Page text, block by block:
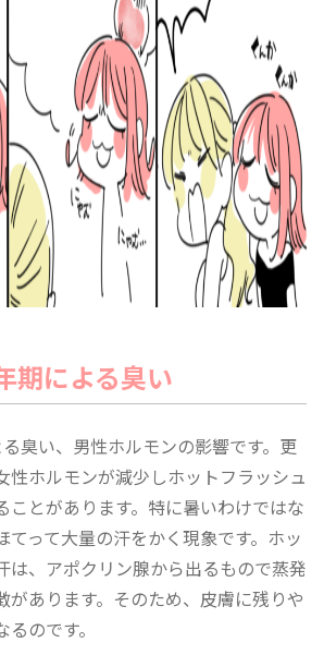
期による臭い
臭い、男性ホルモンの影響です。更
性ホルモンが減少しホットフラッシュ
ことがあります。特に暑いわけではな
てって大量の汗をかく現象です。ホッ
は、アポクリン腺から出るもので蒸発
があります。そのため、皮膚に残りや
のです。